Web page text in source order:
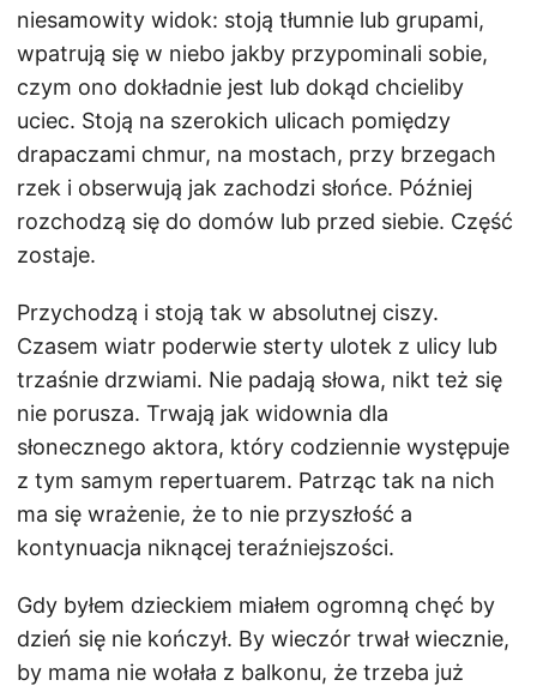
niesamowity widok: stoją tłumnie lub grupami,
wpatrują się w niebo jakby przypominali sobie,
czym ono dokładnie jest lub dokąd chcieliby
uciec. Stoją na szerokich ulicach pomiędzy
drapaczami chmur, na mostach, przy brzegach
rzek i obserwują jak zachodzi słońce. Później
rozchodzą się do domów lub przed siebie. Część
zostaje.
Przychodzą i stoją tak w absolutnej ciszy.
Czasem wiatr poderwie sterty ulotek z ulicy lub
trzaśnie drzwiami. Nie padają słowa, nikt też się
nie porusza. Trwają jak widownia dla
słonecznego aktora, który codziennie występuje
z tym samym repertuarem. Patrząc tak na nich
ma się wrażenie, że to nie przyszłość a
kontynuacja niknącej teraźniejszości.
Gdy byłem dzieckiem miałem ogromną chęć by
dzień się nie kończył. By wieczór trwał wiecznie,
by mama nie wołała z balkonu, że trzeba już